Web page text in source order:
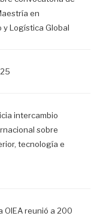
en
y Logística Global
intercambio
sobre
tecnología e
OIEA reunió a 200